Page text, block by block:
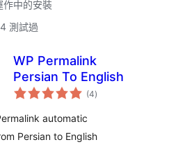
作中的安裝
測試過
WP Permalink
Persian To English
(4總
評)
automatic
Persian to English